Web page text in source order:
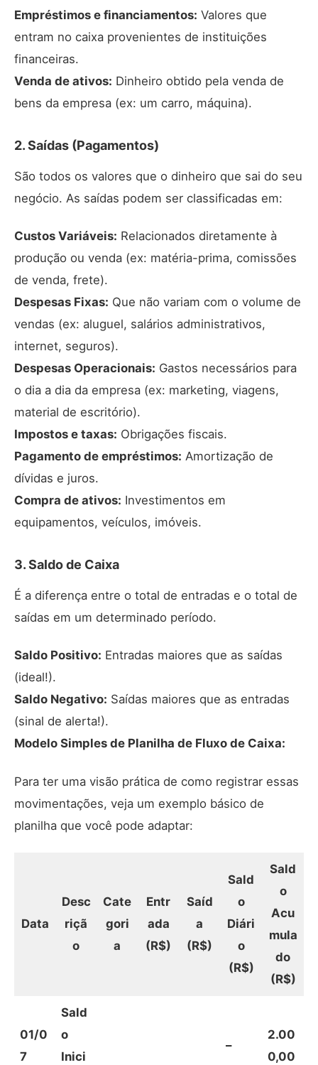
Empréstimos e financiamentos: Valores que
entram no caixa provenientes de instituições
financeiras.
Venda de ativos: Dinheiro obtido pela venda de
bens da empresa (ex: um carro, máquina).
2. Saídas (Pagamentos)
São todos os valores que o dinheiro que sai do seu
negócio. As saídas podem ser classificadas em:
Custos Variáveis: Relacionados diretamente à
produção ou venda (ex: matéria-prima, comissões
de venda, frete).
Despesas Fixas: Que não variam com o volume de
vendas (ex: aluguel, salários administrativos,
internet, seguros).
Despesas Operacionais: Gastos necessários para
o dia a dia da empresa (ex: marketing, viagens,
material de escritório).
Impostos e taxas: Obrigações fiscais.
Pagamento de empréstimos: Amortização de
dívidas e juros.
Compra de ativos: Investimentos em
equipamentos, veículos, imóveis.
3. Saldo de Caixa
É a diferença entre o total de entradas e o total de
saídas em um determinado período.
Saldo Positivo: Entradas maiores que as saídas
(ideal!).
Saldo Negativo: Saídas maiores que as entradas
(sinal de alerta!).
Modelo Simples de Planilha de Fluxo de Caixa:
Para ter uma visão prática de como registrar essas
movimentações, veja um exemplo básico de
planilha que você pode adaptar:
Data
Desc
riçã
o
Cate
gori
a
Entr
ada
(R$)
Saíd
a
(R$)
Sald
o
Diári
o
(R$)
Sald
o
Acu
mula
do
(R$)
01/0
7
Sald
o
Inici
–
2.00
0,00